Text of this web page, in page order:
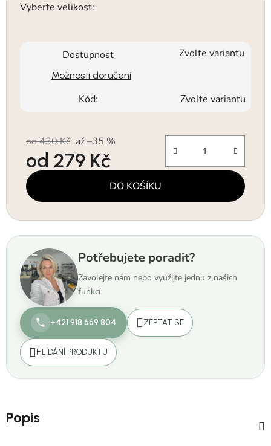
Vyberte velikost:
Dostupnost Zvolte variantu
Možnosti doručení
Kód: Zvolte variantu
od 430 Kč až –35 %
od 279 Kč
Měrná cena: DO KOŠÍKU
Potřebujete poradit?
Zavolejte nám nebo využijte jednu z našich
funkcí
+421 918 669 804 ZEPTAT SE
HLÍDÁNÍ PRODUKTU
Popis